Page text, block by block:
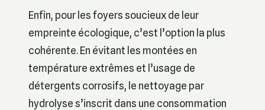
Enfin, pour les foyers soucieux de leur
empreinte écologique, c’est l’option la plus
cohérente. En évitant les montées en
température extrêmes et l’usage de
détergents corrosifs, le nettoyage par
hydrolyse s’inscrit dans une consommation